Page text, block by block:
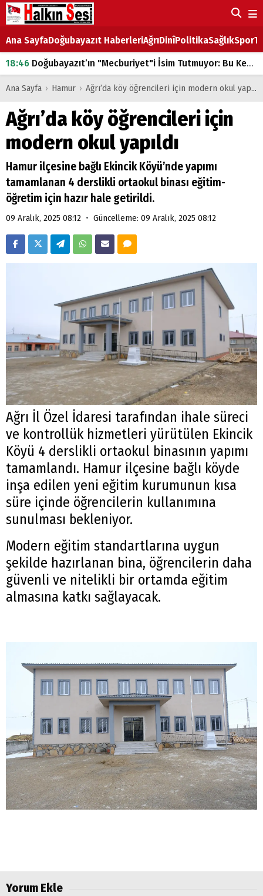
Ana SayfaDoğubayazıt HaberleriAğrıDinîPolitikaSağlıkSpor
18:46 Doğubayazıt’ın "Mecburiyet"i İsim Tutmuyor: Bu Kez de Mem u Zîn Oldu!
07:53Doğubayazıt’ta Ekmek Fiyatlarına Zam
07:16 Doğubayazıt'ta çocukların sırtındaki ağır yük
07:00 DEVLET ve HÜKÜMET
18:29ÇARŞI CADDESİ YAZ BOZ TAHTASI
Ana Sayfa › Hamur › Ağrı’da köy öğrencileri için modern okul yapıldı
Ağrı’da köy öğrencileri için
modern okul yapıldı
Hamur ilçesine bağlı Ekincik Köyü’nde yapımı
tamamlanan 4 derslikli ortaokul binası eğitim-
öğretim için hazır hale getirildi.
09 Aralık, 2025 08:12 • Güncelleme: 09 Aralık, 2025 08:12
Ağrı İl Özel İdaresi tarafından ihale süreci
ve kontrollük hizmetleri yürütülen Ekincik
Köyü 4 derslikli ortaokul binasının yapımı
tamamlandı. Hamur ilçesine bağlı köyde
inşa edilen yeni eğitim kurumunun kısa
süre içinde öğrencilerin kullanımına
sunulması bekleniyor.
Modern eğitim standartlarına uygun
şekilde hazırlanan bina, öğrencilerin daha
güvenli ve nitelikli bir ortamda eğitim
almasına katkı sağlayacak.
Yorum Ekle